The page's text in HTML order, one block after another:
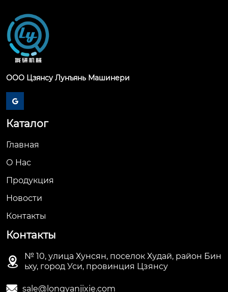
ООО Цзянсу Лунъянь Машинери

Каталог
Главная
О Hас
Продукция
Новости
Контакты
Контакты

№ 10, улица Хунсян, поселок Худай, район Бин
ьху, город Уси, провинция Цзянсу
 sale@longyanjixie.com